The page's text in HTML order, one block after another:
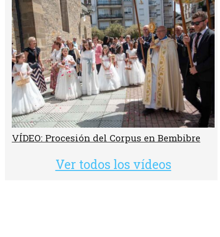
VÍDEO: Procesión del Corpus en Bembibre
Ver todos los vídeos